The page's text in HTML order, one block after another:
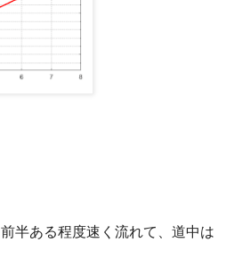
半ある程度速く流れて、道中は